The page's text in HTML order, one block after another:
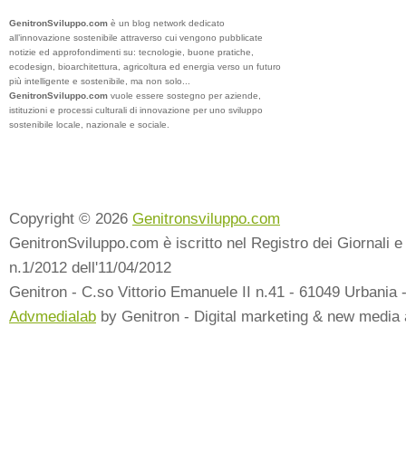
GenitronSviluppo.com è un blog network dedicato
all’innovazione sostenibile attraverso cui vengono pubblicate
notizie ed approfondimenti su: tecnologie, buone pratiche,
ecodesign, bioarchitettura, agricoltura ed energia verso un futuro
più intelligente e sostenibile, ma non solo...
GenitronSviluppo.com vuole essere sostegno per aziende,
istituzioni e processi culturali di innovazione per uno sviluppo
sostenibile locale, nazionale e sociale.
Copyright © 2026 Genitronsviluppo.com
GenitronSviluppo.com è iscritto nel Registro dei Giornali
n.1/2012 dell'11/04/2012
Genitron - C.so Vittorio Emanuele II n.41 - 61049 Urbania
Advmedialab by Genitron - Digital marketing & new media